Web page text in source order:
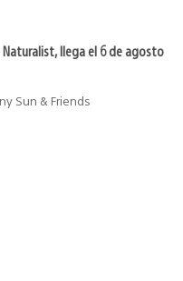
llega el 6 de agosto
Sun & Friends